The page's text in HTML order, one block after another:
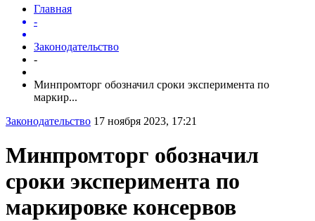
Главная
-
Законодательство
-
Минпромторг обозначил сроки эксперимента по
маркир...
Законодательство 17 ноября 2023, 17:21
Минпромторг обозначил
сроки эксперимента по
маркировке консервов